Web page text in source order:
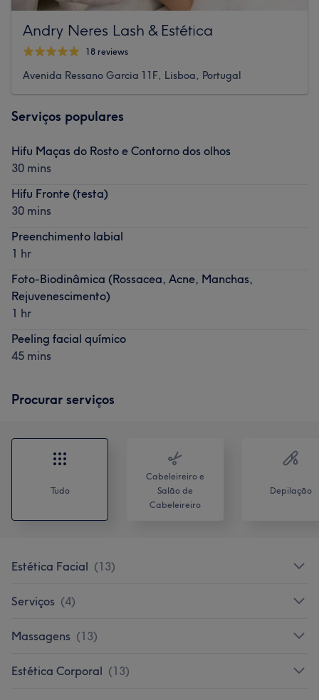
Andry Neres Lash & Estética
18 reviews
Avenida Ressano Garcia 11F, Lisboa, Portugal
Serviços populares
Hifu Maças do Rosto e Contorno dos olhos
30 mins
Hifu Fronte (testa)
30 mins
Preenchimento labial
1 hr
Foto-Biodinâmica (Rossacea, Acne, Manchas,
Rejuvenescimento)
1 hr
Peeling facial químico
45 mins
Procurar serviços
Tudo
Cabeleireiro e
Salão de
Cabeleireiro
Depilação
Estética Facial (13)
Serviços (4)
Massagens (13)
Estética Corporal (13)